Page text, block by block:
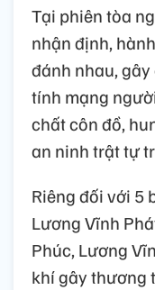
Tại phiên tòa
nhận định,
đánh nhau,
tính mạng
chất côn đồ,
an ninh trật tự
Riêng đối với 5
Lương Vĩnh
Phúc, Lương
khí gây thương